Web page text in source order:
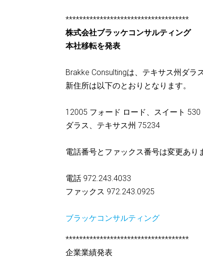
************************************
株式会社ブラッケコンサルティング
本社移転を発表
Brakke Consultingは、テキサス州ダ
新住所は以下のとおりとなります。
12005 フォード ロード、スイート 530
ダラス、テキサス州 75234
電話番号とファックス番号は変更あり
電話 972.243.4033
ファックス 972.243.0925
ブラッケコンサルティング
************************************
企業業績発表